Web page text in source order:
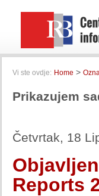
Vi ste ovdje: Home >
Prikazujem
Četvrtak, 18
Reports